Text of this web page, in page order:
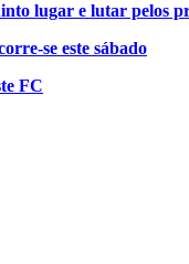
lugar e lutar pelos
se este sábado
FC